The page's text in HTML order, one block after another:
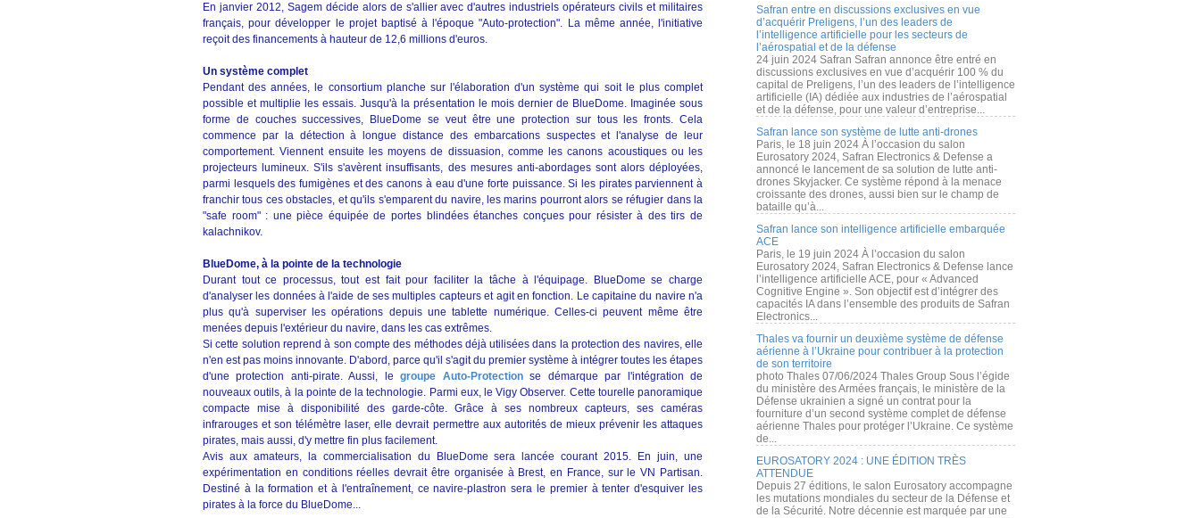
En janvier 2012, Sagem décide alors de s'allier avec d'autres industriels opérateurs civils et militaires
français, pour développer le projet baptisé à l'époque "Auto-protection". La même année, l'initiative
reçoit des financements à hauteur de 12,6 millions d'euros.
Un système complet
Pendant des années, le consortium planche sur l'élaboration d'un système qui soit le plus complet
possible et multiplie les essais. Jusqu'à la présentation le mois dernier de BlueDome. Imaginée sous
forme de couches successives, BlueDome se veut être une protection sur tous les fronts. Cela
commence par la détection à longue distance des embarcations suspectes et l'analyse de leur
comportement. Viennent ensuite les moyens de dissuasion, comme les canons acoustiques ou les
projecteurs lumineux. S'ils s'avèrent insuffisants, des mesures anti-abordages sont alors déployées,
parmi lesquels des fumigènes et des canons à eau d'une forte puissance. Si les pirates parviennent à
franchir tous ces obstacles, et qu'ils s'emparent du navire, les marins pourront alors se réfugier dans la
"safe room" : une pièce équipée de portes blindées étanches conçues pour résister à des tirs de
kalachnikov.
BlueDome, à la pointe de la technologie
Durant tout ce processus, tout est fait pour faciliter la tâche à l'équipage. BlueDome se charge
d'analyser les données à l'aide de ses multiples capteurs et agit en fonction. Le capitaine du navire n'a
plus qu'à superviser les opérations depuis une tablette numérique. Celles-ci peuvent même être
menées depuis l'extérieur du navire, dans les cas extrêmes.
Si cette solution reprend à son compte des méthodes déjà utilisées dans la protection des navires, elle
n'en est pas moins innovante. D'abord, parce qu'il s'agit du premier système à intégrer toutes les étapes
d'une protection anti-pirate. Aussi, le groupe Auto-Protectionse démarque par l'intégration de
nouveaux outils, à la pointe de la technologie. Parmi eux, le Vigy Observer. Cette tourelle panoramique
compacte mise à disponibilité des garde-côte. Grâce à ses nombreux capteurs, ses caméras
infrarouges et son télémètre laser, elle devrait permettre aux autorités de mieux prévenir les attaques
pirates, mais aussi, d'y mettre fin plus facilement.
Avis aux amateurs, la commercialisation du BlueDome sera lancée courant 2015. En juin, une
expérimentation en conditions réelles devrait être organisée à Brest, en France, sur le VN Partisan.
Destiné à la formation et à l'entraînement, ce navire-plastron sera le premier à tenter d'esquiver les
pirates à la force du BlueDome...
Safran entre en discussions exclusives en vue
d’acquérir Preligens, l’un des leaders de
l’intelligence artificielle pour les secteurs de
l’aérospatial et de la défense
24 juin 2024 Safran Safran annonce être entré en
discussions exclusives en vue d’acquérir 100 % du
capital de Preligens, l’un des leaders de l’intelligence
artificielle (IA) dédiée aux industries de l’aérospatial
et de la défense, pour une valeur d’entreprise...
Safran lance son système de lutte anti-drones
Paris, le 18 juin 2024 À l’occasion du salon
Eurosatory 2024, Safran Electronics & Defense a
annoncé le lancement de sa solution de lutte anti-
drones Skyjacker. Ce système répond à la menace
croissante des drones, aussi bien sur le champ de
bataille qu’à...
Safran lance son intelligence artificielle embarquée
ACE
Paris, le 19 juin 2024 À l’occasion du salon
Eurosatory 2024, Safran Electronics & Defense lance
l’intelligence artificielle ACE, pour « Advanced
Cognitive Engine ». Son objectif est d’intégrer des
capacités IA dans l’ensemble des produits de Safran
Electronics...
Thales va fournir un deuxième système de défense
aérienne à l’Ukraine pour contribuer à la protection
de son territoire
photo Thales 07/06/2024 Thales Group Sous l’égide
du ministère des Armées français, le ministère de la
Défense ukrainien a signé un contrat pour la
fourniture d’un second système complet de défense
aérienne Thales pour protéger l’Ukraine. Ce système
de...
EUROSATORY 2024 : UNE ÉDITION TRÈS
ATTENDUE
Depuis 27 éditions, le salon Eurosatory accompagne
les mutations mondiales du secteur de la Défense et
de la Sécurité. Notre décennie est marquée par une